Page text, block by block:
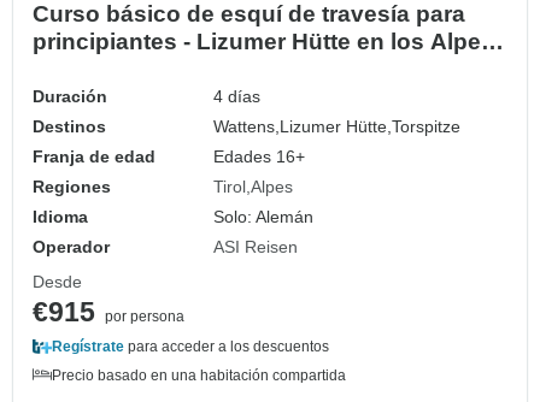
Curso básico de esquí de travesía para
principiantes - Lizumer Hütte en los Alpes
Duración
4 días
Destinos
Wattens,Lizumer Hütte,Torspitze
Franja de edad
Edades 16+
Regiones
Tirol Alpes
Idioma
Solo: Alemán
Operador
ASI Reisen
Desde
€915 por persona
Regístrate para acceder a los descuentos
Precio basado en una habitación compartida